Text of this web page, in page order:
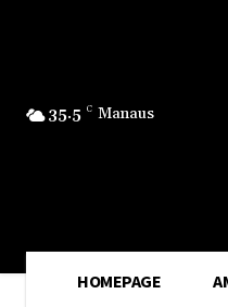
35.5 C Manaus
HOMEPAGE